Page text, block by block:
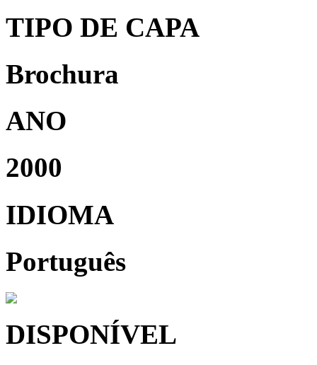
TIPO DE CAPA
Brochura
ANO
2000
IDIOMA
Português
DISPONÍVEL